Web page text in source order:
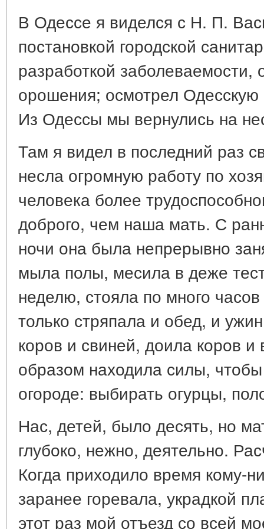
В Одессе я виделся с Н. П.
постановкой городской
разработкой заболеваемости,
орошения; осмотрел
Из Одессы мы вернулись на
Там я видел в последний раз
несла огромную работу по
человека более
доброго, чем наша мать. С
ночи она была непрерывно
мыла полы, месила в деже
неделю, стояла по много
только стряпала и обед, и
коров и свиней, доила коров
образом находила силы, чтобы
огороде: выбирать огурцы,
Нас, детей, было десять, но
глубоко, нежно, деятельно.
Когда приходило время кому-
заранее горевала, украдкой
этот раз мой отъезд со всей